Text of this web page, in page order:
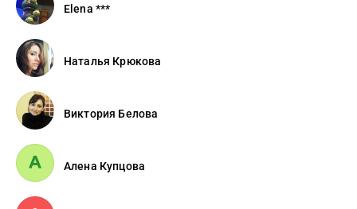
Elena ***
Наталья Крюкова
Виктория Белова
Алена Купцова